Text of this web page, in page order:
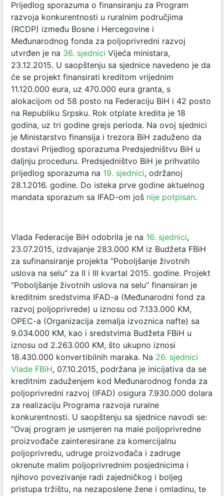
Prijedlog sporazuma o finansiranju za Program
razvoja konkurentnosti u ruralnim područjima
(RCDP) između Bosne i Hercegovine i
Međunarodnog fonda za poljoprivredni razvoj
utvrđen je na 36. sjednici Vijeća ministara,
23.12.2015. U saopštenju sa sjednice navedeno je da
će se projekt finansirati kreditom vrijednim
11.120.000 eura, uz 470.000 eura granta, s
alokacijom od 58 posto na Federaciju BiH i 42 posto
na Republiku Srpsku. Rok otplate kredita je 18
godina, uz tri godine grejs perioda. Na ovoj sjednici
je Ministarstvo finansija i trezora BiH zaduženo da
dostavi Prijedlog sporazuma Predsjedništvu BiH u
daljnju proceduru. Predsjedništvo BiH je prihvatilo
prijedlog sporazuma na 19. sjednici, održanoj
28.1.2016. godine. Do isteka prve godine aktuelnog
mandata sporazum sa IFAD-om još nije potpisan.
Vlada Federacije BiH odobrila je na 16. sjednici,
23.07.2015, izdvajanje 283.000 KM iz Budžeta FBiH
za sufinansiranje projekta “Poboljšanje životnih
uslova na selu” za II i III kvartal 2015. godine. Projekt
“Poboljšanje životnih uslova na selu” finansiran je
kreditnim sredstvima IFAD-a (Međunarodni fond za
razvoj poljoprivrede) u iznosu od 7.133.000 KM,
OPEC-a (Organizacija zemalja izvoznica nafte) sa
9.034.000 KM, kao i sredstvima Budžeta FBiH u
iznosu od 2.263.000 KM, što ukupno iznosi
18.430.000 konvertibilnih maraka. Na 26. sjednici
Vlade FBiH, 07.10.2015, podržana je inicijativa da se
kreditnim zaduženjem kod Međunarodnog fonda za
poljoprivredni razvoj (IFAD) osigura 7.930.000 dolara
za realizaciju Programa razvoja ruralne
konkurentnosti. U saopštenju sa sjednice navodi se:
“Ovaj program je usmjeren na male poljoprivredne
proizvođače zainteresirane za komercijalnu
poljoprivredu, udruge proizvođača i zadruge
okrenute malim poljoprivrednim posjednicima i
njihovo povezivanje radi zajedničkog i boljeg
pristupa tržištu, na nezaposlene žene i omladinu, te